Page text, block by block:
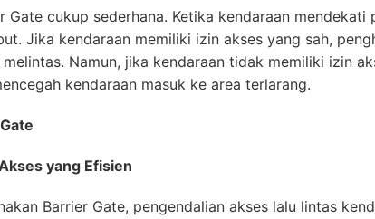
Gate cukup sederhana. Ketika kendaraan
Jika kendaraan memiliki izin akses yang sah,
Namun, jika kendaraan tidak memiliki izin
kendaraan masuk ke area terlarang.
yang Efisien
Barrier Gate, pengendalian akses lalu lintas